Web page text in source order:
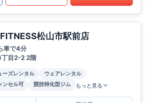
松山市駅前店
車で4分
丁目2-2 2階
ーズレンタル
ウェアレンタル
ンセル可 競技特化型ジム もっと見る